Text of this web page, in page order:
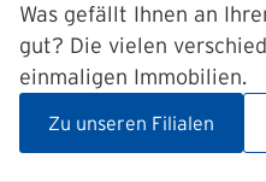
Was gefällt Ihnen an
gut? Die vielen
einmaligen Immobilien.
Zu unseren Filialen